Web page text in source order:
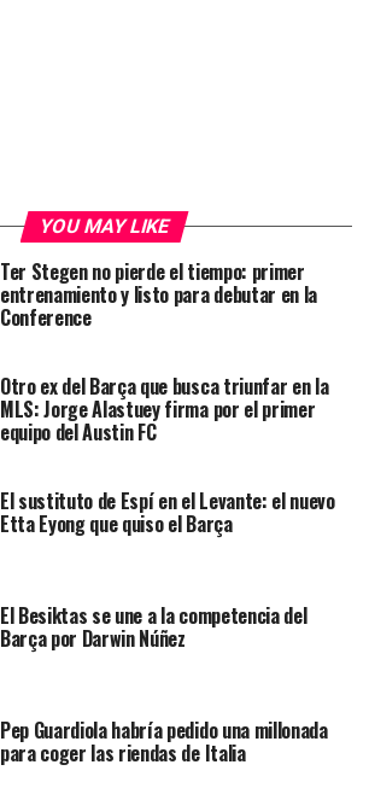
YOU MAY LIKE
Ter Stegen no pierde el tiempo: primer
entrenamiento y listo para debutar en la
Conference
Otro ex del Barça que busca triunfar en la
MLS: Jorge Alastuey firma por el primer
equipo del Austin FC
El sustituto de Espí en el Levante: el nuevo
Etta Eyong que quiso el Barça
El Besiktas se une a la competencia del
Barça por Darwin Núñez
Pep Guardiola habría pedido una millonada
para coger las riendas de Italia